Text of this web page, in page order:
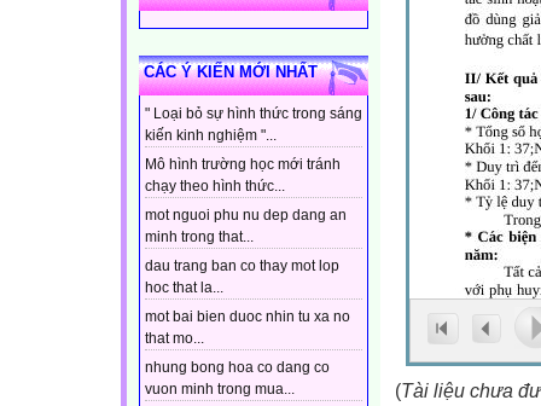
CÁC Ý KIẾN MỚI NHẤT
" Loại bỏ sự hình thức trong sáng
kiến kinh nghiệm "...
Mô hình trường học mới tránh
chạy theo hình thức...
mot nguoi phu nu dep dang an
minh trong that...
dau trang ban co thay mot lop
hoc that la...
mot bai bien duoc nhin tu xa no
that mo...
nhung bong hoa co dang co
vuon minh trong mua...
(Tài liệu chưa